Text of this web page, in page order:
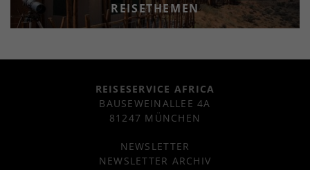
REISETHEMEN
REISESERVICE AFRICA
BAUSEWEINALLEE 4A
81247 MÜNCHEN
NEWSLETTER
NEWSLETTER ARCHIV